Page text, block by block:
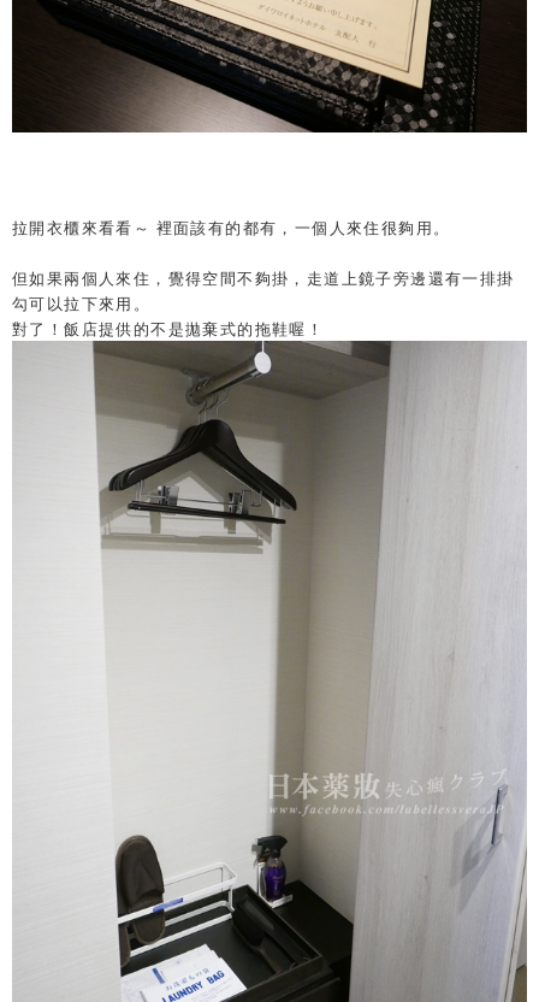
拉開衣櫃來看看～ 裡面該有的都有，一個人來住很夠用。
但如果兩個人來住，覺得空間不夠掛，走道上鏡子旁邊還有一排掛
勾可以拉下來用。
對了！飯店提供的不是拋棄式的拖鞋喔！